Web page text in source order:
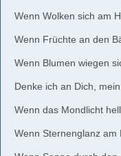
Wenn Wolken sich am
Wenn Früchte an den
Wenn Blumen wiegen
Denke ich an Dich, mein
Wenn das Mondlicht
Wenn Sternenglanz am